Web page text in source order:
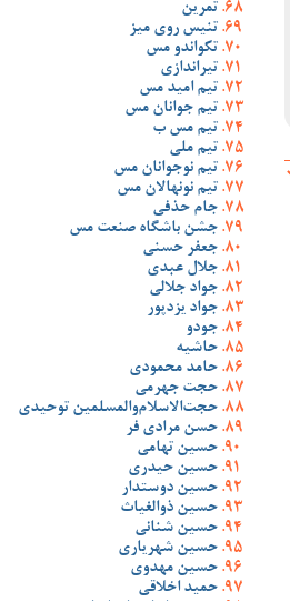
تمرین
تنیس روی میز
تکواندو مس
تیراندازی
تیم امید مس
تیم جوانان مس
تیم مس ب
تیم ملی
تیم نوجوانان مس
تیم نونهالان مس
جام حذفی
جشن باشگاه صنعت مس
جعفر حسنی
جلال عبدی
جواد جلالی
جواد یزدپور
جودو
حاشیه
حامد محمودی
حجت جهرمی
حجت‌الاسلام‌والمسلمین توحیدی
حسن مرادی فر
حسین تهامی
حسین حیدری
حسین دوستدار
حسین ذوالغیاث
حسین شنانی
حسین شهریاری
حسین مهدوی
حمید اخلاقی